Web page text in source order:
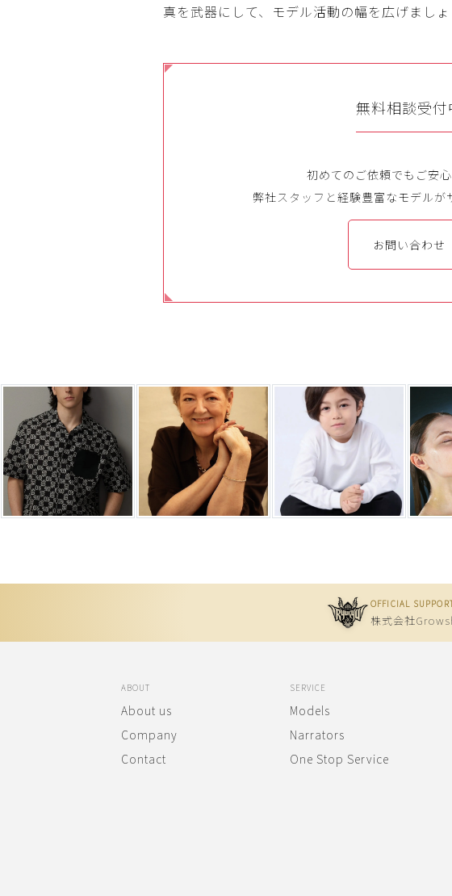
真を武器にして、モデル活動の幅を広げましょ
無料相談受付
初めてのご依頼でもご安心
弊社スタッフと経験豊富なモデルが
お問い合わせ
OFFICIAL
株式会社
ABOUT
About us
Company
Contact
SERVICE
Models
Narrators
One Stop Service